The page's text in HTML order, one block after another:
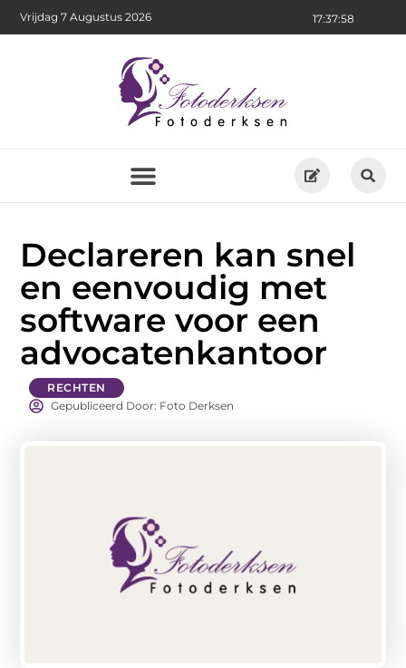
17:37:58
Vrijdag 7 Augustus 2026
Declareren kan snel
en eenvoudig met
software voor een
advocatenkantoor
RECHTEN
Gepubliceerd Door: Foto Derksen